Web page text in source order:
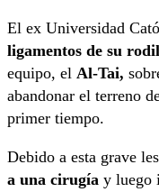
El ex Universidad
ligamentos de su
equipo, el Al-Tai,
abandonar el terreno
primer tiempo.
Debido a esta grave
a una cirugía y luego